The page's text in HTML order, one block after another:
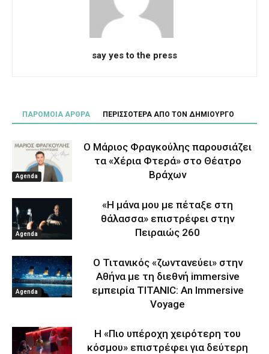
say yes to the press
ΠΑΡΟΜΟΙΑ ΑΡΘΡΑ ΠΕΡΙΣΣΟΤΕΡΑ ΑΠΟ ΤΟΝ ΔΗΜΙΟΥΡΓΟ
Agenda
Ο Μάριος Φραγκούλης παρουσιάζει
τα «Χέρια Φτερά» στο Θέατρο
Βράχων
Agenda
«Η μάνα μου με πέταξε στη
θάλασσα» επιστρέφει στην
Πειραιώς 260
Agenda
Ο Τιτανικός «ζωντανεύει» στην
Αθήνα με τη διεθνή immersive
εμπειρία TITANIC: An Immersive
Voyage
Η «Πιο υπέροχη χειρότερη του
κόσμου» επιστρέφει για δεύτερη